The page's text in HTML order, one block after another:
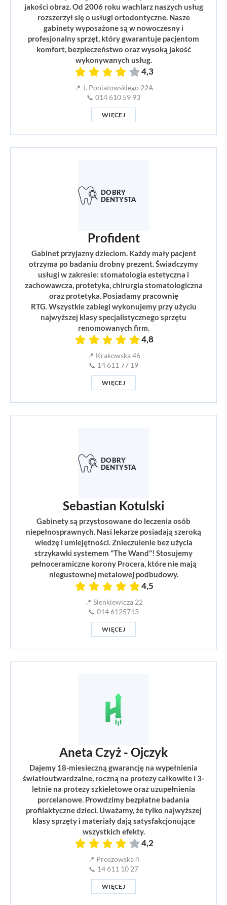
jakości obraz. Od 2006 roku wachlarz naszych usług
rozszerzył się o usługi ortodontyczne. Nasze
gabinety wyposażone są w nowoczesny i
profesjonalny sprzęt, który gwarantuje pacjentom
komfort, bezpieczeństwo oraz wysoką jakość
wykonywanych usług.
4,3
📍 J. Poniatowskiego 22A
📞 014 610 59 93
WIĘCEJ
Profident
Gabinet przyjazny dzieciom. Każdy mały pacjent
otrzyma po badaniu drobny prezent. Świadczymy
usługi w zakresie: stomatologia estetyczna i
zachowawcza, protetyka, chirurgia stomatologiczna
oraz protetyka. Posiadamy pracownię
RTG. Wszystkie zabiegi wykonujemy przy użyciu
najwyższej klasy specjalistycznego sprzętu
renomowanych firm.
4,8
📍 Krakowska 46
📞 14 611 77 19
WIĘCEJ
Sebastian Kotulski
Gabinety są przystosowane do leczenia osób
niepełnosprawnych. Nasi lekarze posiadają szeroką
wiedzę i umiejętności. Znieczulenie bez użycia
strzykawki systemem "The Wand"! Stosujemy
pełnoceramiczne korony Procera, które nie mają
niegustownej metalowej podbudowy.
4,5
📍 Sienkiewicza 22
📞 014 6125713
WIĘCEJ
Aneta Czyż - Ojczyk
Dajemy 18-miesieczną gwarancję na wypełnienia
światłoutwardzalne, roczną na protezy całkowite i 3-
letnie na protezy szkieletowe oraz uzupełnienia
porcelanowe. Prowdzimy bezpłatne badania
profilaktyczne dzieci. Uważamy, że tylko najwyższej
klasy sprzęty i materiały dają satysfakcjonujące
wszystkich efekty.
4,2
📍 Proszowska 4
📞 14 611 10 27
WIĘCEJ